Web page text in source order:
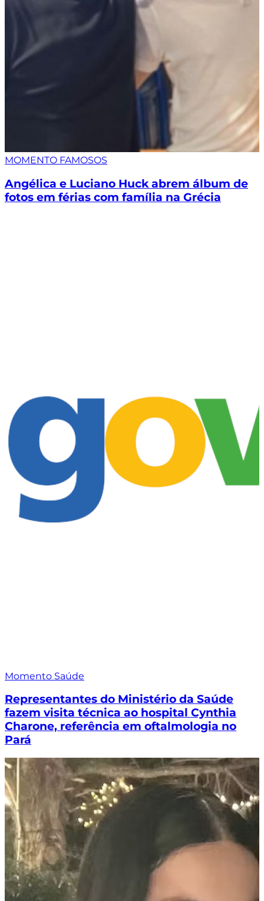
MOMENTO FAMOSOS
Angélica e Luciano Huck abrem álbum de
fotos em férias com família na Grécia
Momento Saúde
Representantes do Ministério da Saúde
fazem visita técnica ao hospital Cynthia
Charone, referência em oftalmologia no
Pará